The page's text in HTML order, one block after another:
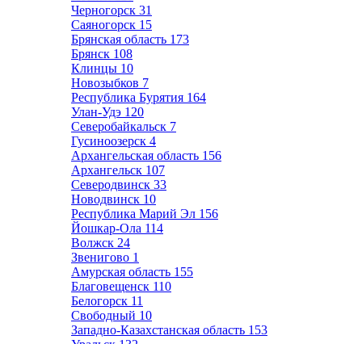
Черногорск 31
Саяногорск 15
Брянская область 173
Брянск 108
Клинцы 10
Новозыбков 7
Республика Бурятия 164
Улан-Удэ 120
Северобайкальск 7
Гусиноозерск 4
Архангельская область 156
Архангельск 107
Северодвинск 33
Новодвинск 10
Республика Марий Эл 156
Йошкар-Ола 114
Волжск 24
Звенигово 1
Амурская область 155
Благовещенск 110
Белогорск 11
Свободный 10
Западно-Казахстанская область 153